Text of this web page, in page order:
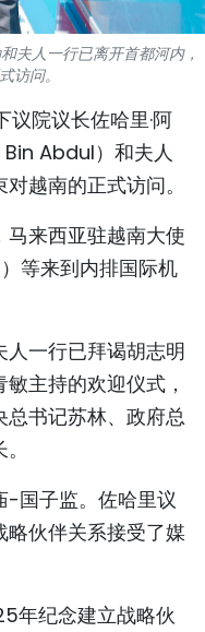
夫人一行已离开首都河内，
访问。
院议长佐哈里·阿
Abdul）和夫人
越南的正式访问。
来西亚驻越南大使
等来到内排国际机
一行已拜谒胡志明
主持的欢迎仪式，
书记苏林、政府总
-国子监。佐哈里议
伙伴关系接受了媒
年纪念建立战略伙